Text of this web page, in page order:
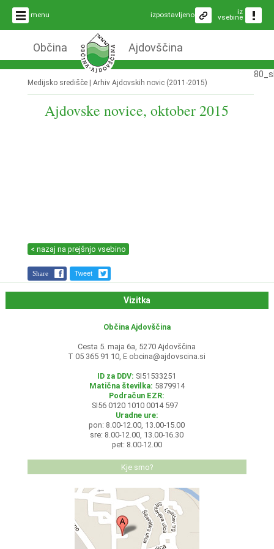
menu iz
vsebine
izpostavljeno
Občina Ajdovščina
Medijsko središče | Arhiv Ajdovskih novic (2011-2015)
Ajdovske novice, oktober 2015
< nazaj na prejšnjo vsebino
Share Tweet
Vizitka
Občina Ajdovščina
Cesta 5. maja 6a, 5270 Ajdovščina
T 05 365 91 10, E obcina@ajdovscina.si
ID za DDV: SI51533251
Matična številka: 5879914
Podračun EZR:
SI56 0120 1010 0014 597
Uradne ure:
pon: 8.00-12.00, 13.00-15.00
sre: 8.00-12.00, 13.00-16.30
pet: 8.00-12.00
Kje smo?